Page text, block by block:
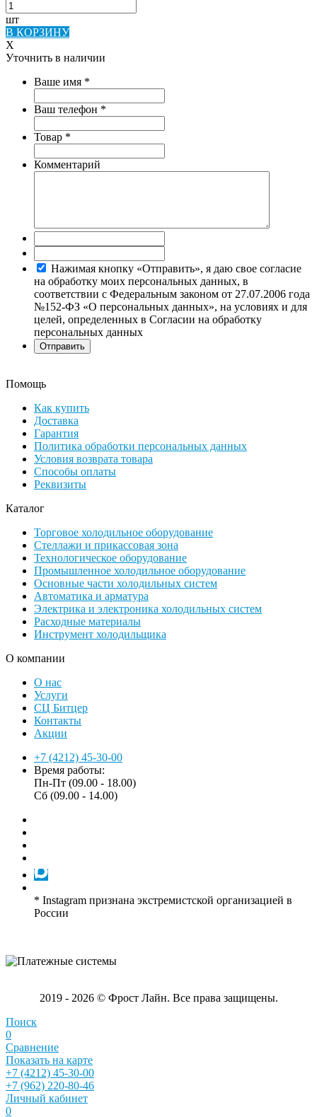
шт
В КОРЗИНУ
X
Уточнить в наличии
Ваше имя *
Ваш телефон *
Товар *
Комментарий
Нажимая кнопку «Отправить», я даю свое согласие
на обработку моих персональных данных, в
соответствии с Федеральным законом от 27.07.2006 года
№152-ФЗ «О персональных данных», на условиях и для
целей, определенных в Согласии на обработку
персональных данных
Помощь
Как купить
Доставка
Гарантия
Политика обработки персональных данных
Условия возврата товара
Способы оплаты
Реквизиты
Каталог
Торговое холодильное оборудование
Стеллажи и прикассовая зона
Технологическое оборудование
Промышленное холодильное оборудование
Основные части холодильных систем
Автоматика и арматура
Электрика и электроника холодильных систем
Расходные материалы
Инструмент холодильщика
О компании
О нас
Услуги
СЦ Битцер
Контакты
Акции
+7 (4212) 45-30-00
Время работы:
Пн-Пт (09.00 - 18.00)
Сб (09.00 - 14.00)
* Instagram признана экстремистской организацией в
России
2019 - 2026 © Фрост Лайн. Все права защищены.
Поиск
0
Сравнение
Показать на карте
+7 (4212) 45-30-00
+7 (962) 220-80-46
Личный кабинет
0